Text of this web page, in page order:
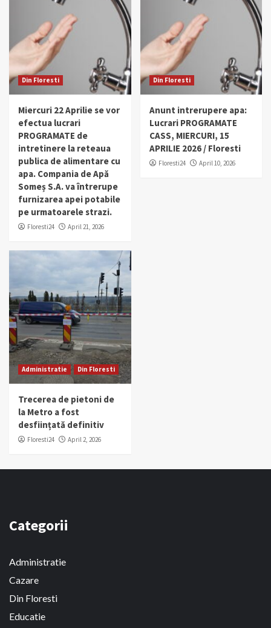
Din Floresti
Miercuri 22 Aprilie se vor
efectua lucrari
PROGRAMATE de
intretinere la reteaua
publica de alimentare cu
apa. Compania de Apă
Someș S.A. va întrerupe
furnizarea apei potabile
pe urmatoarele strazi.
Floresti24 April 21, 2026
Din Floresti
Anunt intrerupere apa:
Lucrari PROGRAMATE
CASS, MIERCURI, 15
APRILIE 2026 / Floresti
Floresti24 April 10, 2026
Administratie Din Floresti
Trecerea de pietoni de
la Metro a fost
desființată definitiv
Floresti24 April 2, 2026
Categorii
Administratie
Cazare
Din Floresti
Educatie